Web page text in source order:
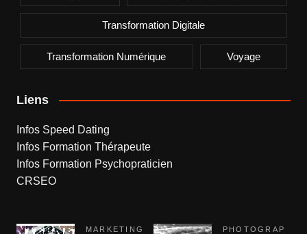
Transformation Digitale
Transformation Numérique Voyage
Liens
Infos Speed Dating
Infos Formation Thérapeute
Infos Formation Psychopraticien
CRSEO
MARKETING
PHOTOGRAP